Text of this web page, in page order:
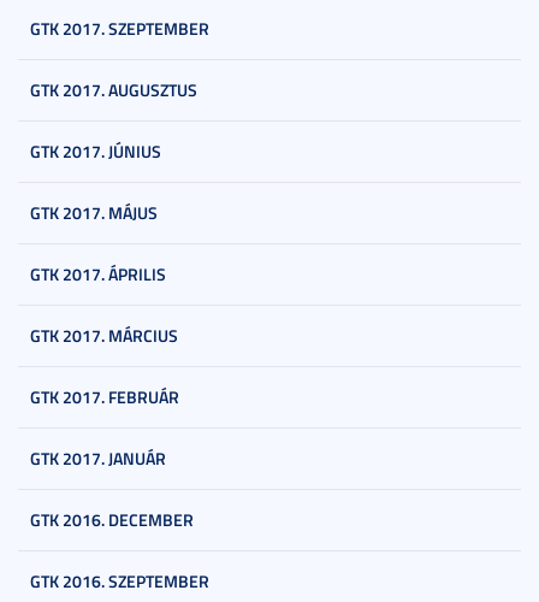
GTK 2017. SZEPTEMBER
GTK 2017. AUGUSZTUS
GTK 2017. JÚNIUS
GTK 2017. MÁJUS
GTK 2017. ÁPRILIS
GTK 2017. MÁRCIUS
GTK 2017. FEBRUÁR
GTK 2017. JANUÁR
GTK 2016. DECEMBER
GTK 2016. SZEPTEMBER